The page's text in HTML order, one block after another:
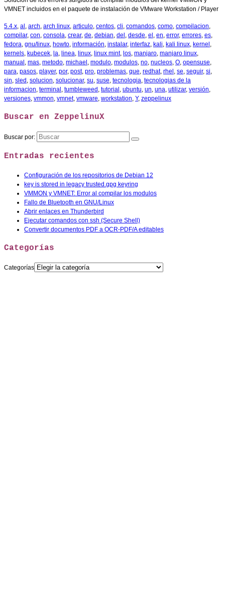
VMNET incluidos en el paquete de instalación de VMware Workstation / Player
5.4.x, al , arch, arch linux, articulo, centos, cli, comandos, como, compilacion,
compilar, con, consola, crear, de, debian, del , desde, el , en, error, errores, es,
fedora, gnu/linux, howto, información, instalar, interfaz, kali, kali linux, kernel ,
kernels, kubecek, la, linea, linux, linux mint, los, manjaro, manjaro linux,
manual , mas, metodo, michael , modulo, modulos, no, nucleos, O, opensuse,
para, pasos, player, por, post, pro, problemas, que, redhat, rhel , se, seguir, si,
sin, sled , solucion, solucionar, su, suse, tecnologia, tecnologias de la
informacion, terminal , tumbleweed , tutorial , ubuntu, un, una, utilizar, versión,
versiones, vmmon, vmnet, vmware, workstation, Y, zeppelinux
Buscar en ZeppelinuX
Buscar por:
Entradas recientes
Configuración de los repositorios de Debian 12
key is stored in legacy trusted.gpg keyring
VMMON y VMNET: Error al compilar los modulos
Fallo de Bluetooth en GNU/Linux
Abrir enlaces en Thunderbird
Ejecutar comandos con ssh (Secure Shell)
Convertir documentos PDF a OCR-PDF/A editables
Categorías
Categorías